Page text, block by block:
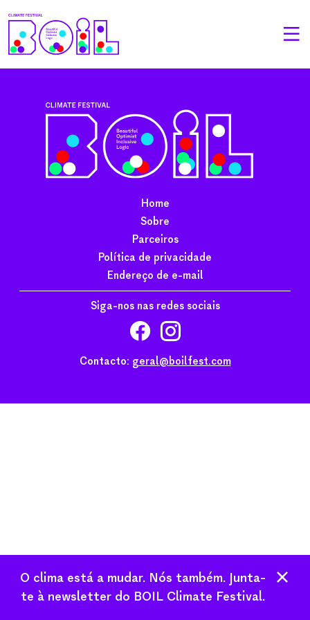
Home
Sobre
Parceiros
Política de privacidade
Endereço de e-mail
Siga-nos nas redes sociais
Contacto: geral@boilfest.com
O clima está a mudar. Nós também. Junta-
te à newsletter do BOIL Climate Festival.